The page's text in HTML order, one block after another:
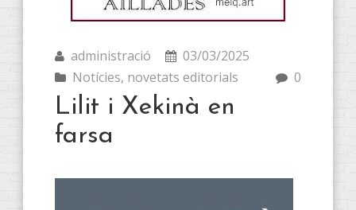
administració
03/03/2025
Notícies, novetats editorials 0
Lilit i Xekinà en
farsa